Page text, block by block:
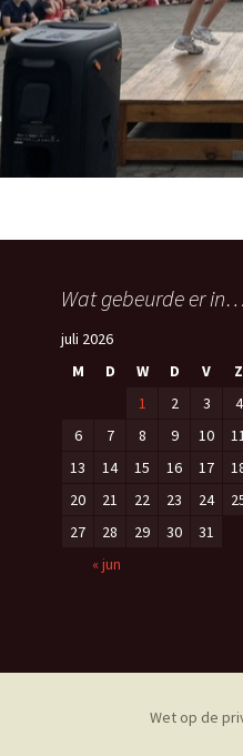
Wat gebeurde er in…
juli 2026
M
D W D V Z
1
2 3 4
6
7 8 9 10
13
14 15 16 17
20
21 22 23 24
27
28 29 30
31
« jun
Wet op de